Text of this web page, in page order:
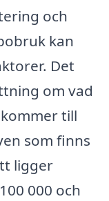
och
kan
Det
om vad
till
som finns
ligger
000 och